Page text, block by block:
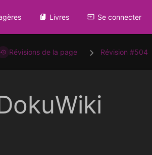
Livres Se connecter
Révisions de la page Révision #504